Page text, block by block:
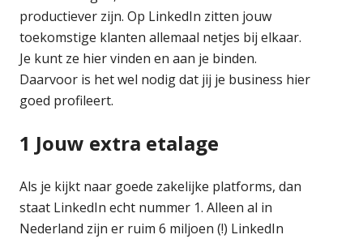
productiever zijn. Op LinkedIn zitten jouw
toekomstige klanten allemaal netjes bij elkaar.
Je kunt ze hier vinden en aan je binden.
Daarvoor is het wel nodig dat jij je business hier
goed profileert.
1 Jouw extra etalage
Als je kijkt naar goede zakelijke platforms, dan
staat LinkedIn echt nummer 1. Alleen al in
Nederland zijn er ruim 6 miljoen (!) LinkedIn